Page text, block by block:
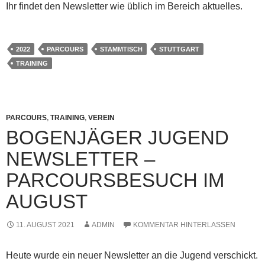
Ihr findet den Newsletter wie üblich im Bereich aktuelles.
2022 PARCOURS STAMMTISCH
STUTTGART
TRAINING
PARCOURS, TRAINING, VEREIN
BOGENJÄGER JUGEND
NEWSLETTER –
PARCOURSBESUCH IM
AUGUST
11. AUGUST 2021 ADMIN KOMMENTAR HINTERLASSEN
Heute wurde ein neuer Newsletter an die Jugend verschickt.